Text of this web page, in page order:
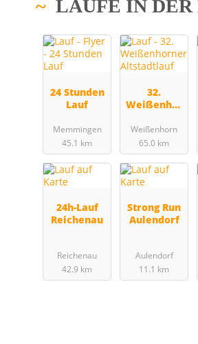
LÄUFE IN DER
24 Stunden
Lauf
Memmingen
45.1 km
32.
Weißenhor
Altstadtlauf
Weißenhorn
65.0 km
24h-Lauf
Reichenau
Reichenau
42.9 km
Strong Run
Aulendorf
Aulendorf
11.1 km